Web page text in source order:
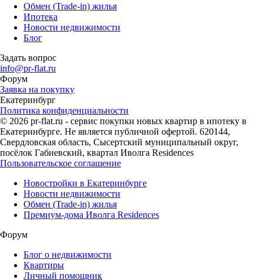
Обмен (Trade-in) жилья
Ипотека
Новости недвижимости
Блог
Задать вопрос
info@pr-flat.ru
Форум
Заявка на покупку
Екатеринбург
Политика конфиденциальности
© 2026 pr-flat.ru - сервис покупки новых квартир в ипотеку в
Екатеринбурге. Не является публичной офертой. 620144,
Свердловская область, Сысертский муниципальный округ,
посёлок Габиевский, квартал Иволга Residences
Пользовательское соглашение
Новостройки в Екатеринбурге
Новости недвижимости
Обмен (Trade-in) жилья
Премиум-дома Иволга Residences
Форум
Блог о недвижимости
Квартиры
Личный помощник